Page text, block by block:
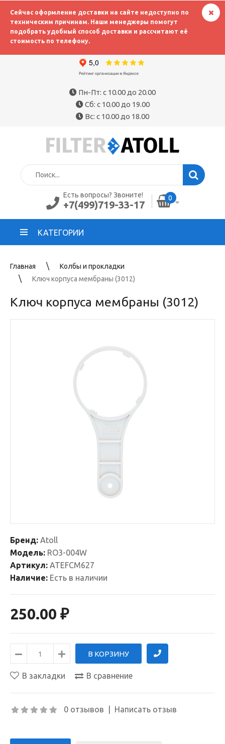
Сейчас оформление доставки на сайте недоступно по
техническим причинам. Наши менеджеры помогут
подобрать удобный способ доставки и рассчитают её
стоимость по телефону.
Пн-Пт: с 10.00 до 20.00
Сб: с 10.00 до 19.00
Вс: с 10.00 до 18.00
Есть вопросы? Звоните!
+7(499)719-33-17
0
КАТЕГОРИИ
Главная
Колбы и прокладки
Ключ корпуса мембраны (3012)
Ключ корпуса мембраны (3012)
Бренд: Atoll
Модель: RO3-004W
Артикул: ATEFCM627
Наличие: Есть в наличии
250.00 ₽
В закладки В сравнение
0 отзывов Написать отзыв